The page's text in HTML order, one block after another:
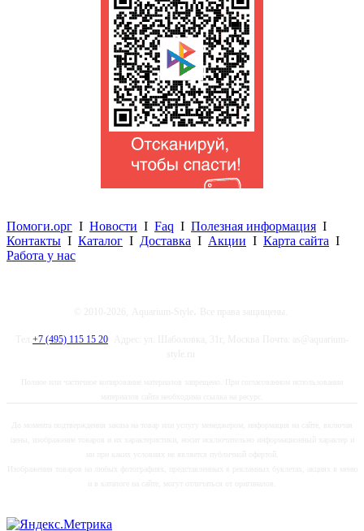
Помоги.орг I Новости I Faq I Полезная информация I
Контакты I Каталог I Доставка I Акции I Карта сайта I
Работа у нас
+7 (495) 115 15 20